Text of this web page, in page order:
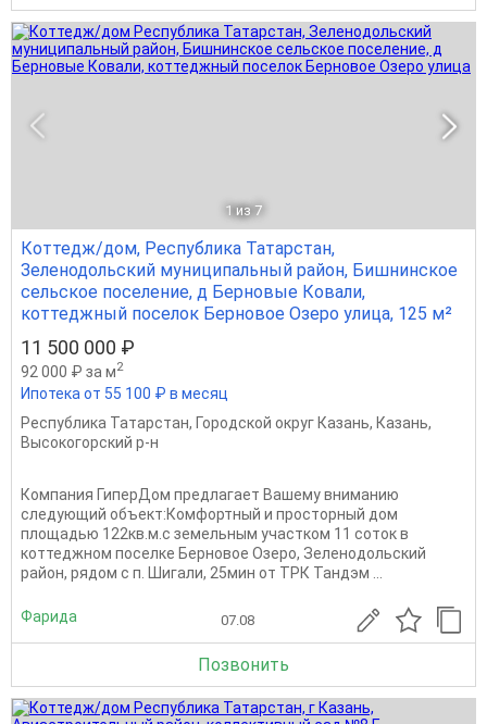
1 из 7
Коттедж/дом, Республика Татарстан,
Зеленодольский муниципальный район, Бишнинское
сельское поселение, д Берновые Ковали,
коттеджный поселок Берновое Озеро улица, 125 м²
11 500 000 ₽
92 000 ₽ за м2
Ипотека от 55 100 ₽ в месяц
Республика Татарстан, Городской округ Казань, Казань,
Высокогорский р-н
Компания ГиперДом предлагает Вашему вниманию
следующий объект:Комфортный и просторный дом
площадью 122кв.м.с земельным участком 11 соток в
коттеджном поселке Берновое Озеро, Зеленодольский
район, рядом с п. Шигали, 25мин от ТРК Тандэм ...
Фарида 07.08
Позвонить